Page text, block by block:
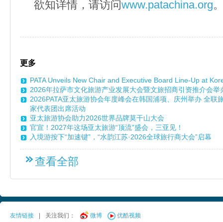
欲知详情，请访问www.patachina.org
更多
PATA Unveils New Chair and Executive Board Line-Up at
2026年拉萨市文化旅游产业发展大会暨文旅招商引资推介会举
2026PATA亚太旅游协会年度峰会在韩国浦项、庆州举办 全联
家代表团出席活动
亚太旅游协会助力2026世界品牌莫干山大会
官宣！2027年这场亚太旅游“顶流”盛会，三亚见！
入境游按下“加速键”，“水韵江苏·2026全球旅行商大会”启幕
查看全部
友情链接 关注我们： 微博 优酷视频